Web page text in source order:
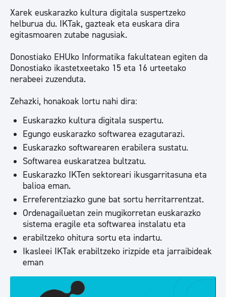
Xarek euskarazko kultura digitala suspertzeko
helburua du. IKTak, gazteak eta euskara dira
egitasmoaren zutabe nagusiak.
Donostiako EHUko Informatika fakultatean egiten da
Donostiako ikastetxeetako 15 eta 16 urteetako
nerabeei zuzenduta.
Zehazki, honakoak lortu nahi dira:
Euskarazko kultura digitala suspertu.
Egungo euskarazko softwarea ezagutarazi.
Euskarazko softwarearen erabilera sustatu.
Softwarea euskaratzea bultzatu.
Euskarazko IKTen sektoreari ikusgarritasuna eta
balioa eman.
Erreferentziazko gune bat sortu herritarrentzat.
Ordenagailuetan zein mugikorretan euskarazko
sistema eragile eta softwarea instalatu eta
erabiltzeko ohitura sortu eta indartu.
Ikasleei IKTak erabiltzeko irizpide eta jarraibideak
eman